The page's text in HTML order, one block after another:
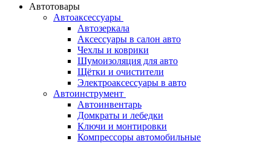
Автотовары
Автоаксессуары
Автозеркала
Аксессуары в салон авто
Чехлы и коврики
Шумоизоляция для авто
Щётки и очистители
Электроаксессуары в авто
Автоинструмент
Автоинвентарь
Домкраты и лебедки
Ключи и монтировки
Компрессоры автомобильные